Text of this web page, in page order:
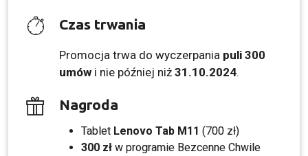
Czas trwania
Promocja trwa do wyczerpania puli 300
umówi nie później niż 31.10.2024.
Nagroda
Tablet Lenovo Tab M11 (700 zł)
300 zł w programie Bezcenne Chwile